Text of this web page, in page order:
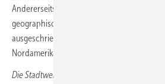
Andererseits müssen wir mit der
geographisch weitreichenden Bedarfs
ausgeschriebenen Stellen in ganz Europa
Nordamerika.
Die Stadtwerke Düsseldorf, Herr Pitschke,